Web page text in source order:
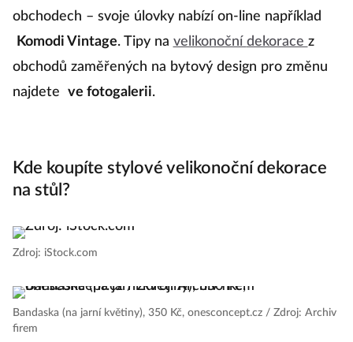
obchodech – svoje úlovky nabízí on-line například
Komodi Vintage. Tipy na velikonoční dekorace z
obchodů zaměřených na bytový design pro změnu
najdete
ve fotogalerii.
Kde koupíte stylové velikonoční dekorace
na stůl?
Zdroj: iStock.com
Bandaska (na jarní květiny), 350 Kč, onesconcept.cz / Zdroj: Archiv
firem